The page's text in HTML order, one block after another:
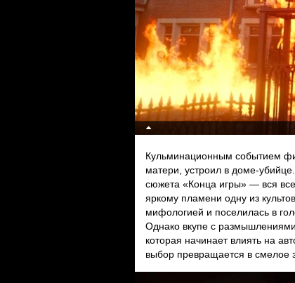
Кульминационным событием
матери, устроил в доме-
сюжета «Конца игры» — вся
яркому пламени одну из
мифологией и поселилась в
Однако вкупе с
которая начинает влиять на
выбор превращается в смелое